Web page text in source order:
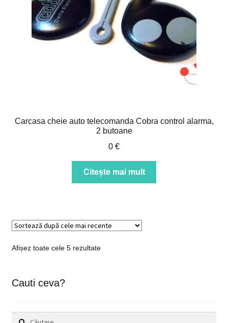
Carcasa cheie auto telecomanda Cobra control alarma,
2 butoane
0 €
Citește mai mult
Afișez toate cele 5 rezultateSortat
Cauti ceva?
Caută